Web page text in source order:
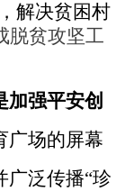
解决贫困村
脱贫攻坚工
加强平安创
广场的屏幕
广泛传播“珍